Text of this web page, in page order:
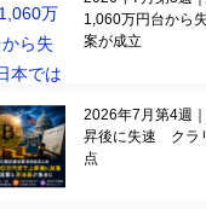
1,060万円台から
案が成立
2026年7月第4週
昇後に失速 クラ
点